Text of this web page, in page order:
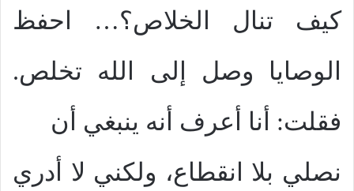
كيف تنال الخلاص؟… احفظ
الوصايا وصل إلى الله تخلص.
فقلت: أنا أعرف أنه ينبغي أن
نصلي بلا انقطاع، ولكني لا أدري